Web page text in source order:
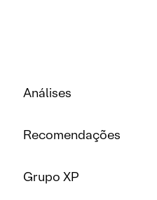
Análises
Recomendações
Grupo XP